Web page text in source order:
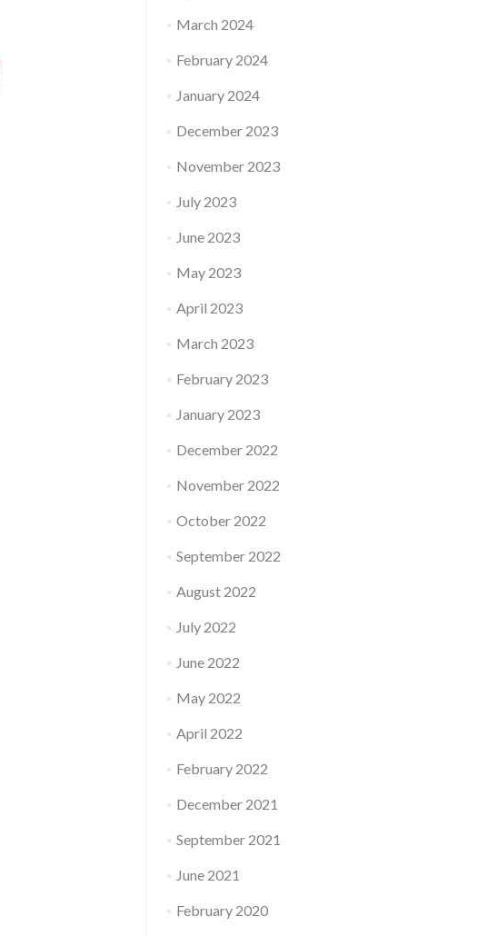
March 2024
February 2024
January 2024
December 2023
November 2023
July 2023
June 2023
May 2023
April 2023
March 2023
February 2023
January 2023
December 2022
November 2022
October 2022
September 2022
August 2022
July 2022
June 2022
May 2022
April 2022
February 2022
December 2021
September 2021
June 2021
February 2020